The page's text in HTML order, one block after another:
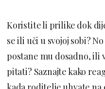
Koristite li prilike dok
se ili uči u svojoj sobi?
postane mu dosadno, ili
pitati? Saznajte kako